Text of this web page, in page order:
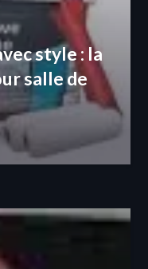
style : la
salle de